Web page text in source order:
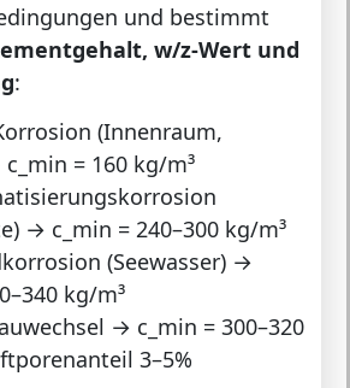
und bestimmt
w/z-Wert und
:
(Innenraum,
= 160 kg/m³
→ c_min = 240–300 kg/m³
(Seewasser) →
kg/m³
→ c_min = 300–320
3–5%